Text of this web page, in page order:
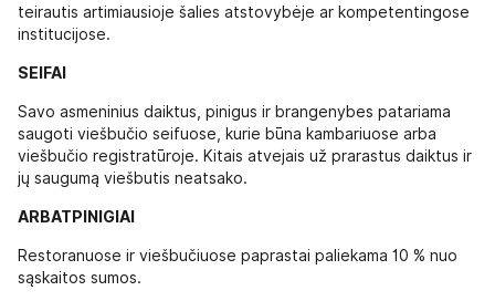
teirautis artimiausioje šalies atstovybėje ar kompetentingose
institucijose.
SEIFAI
Savo asmeninius daiktus, pinigus ir brangenybes patariama
saugoti viešbučio seifuose, kurie būna kambariuose arba
viešbučio registratūroje. Kitais atvejais už prarastus daiktus ir
jų saugumą viešbutis neatsako.
ARBATPINIGIAI
Restoranuose ir viešbučiuose paprastai paliekama 10 % nuo
sąskaitos sumos.